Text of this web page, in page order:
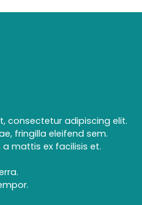
consectetur adipiscing elit.
fringilla eleifend sem.
mattis ex facilisis et.